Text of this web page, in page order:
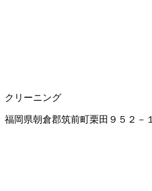
クリーニング
福岡県朝倉郡筑前町栗田９５２－１